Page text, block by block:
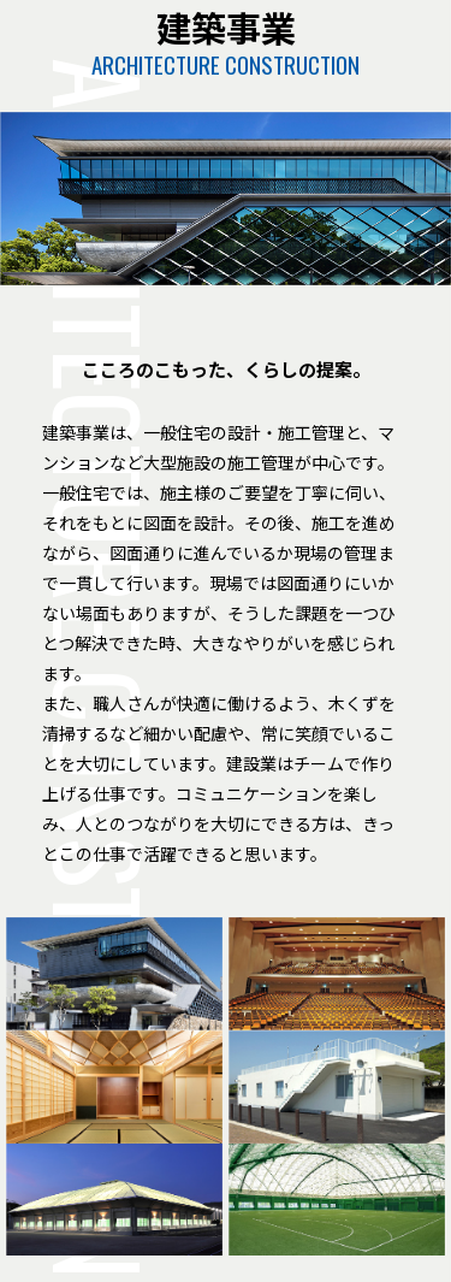
建築事業
ARCHITECTURE CONSTRUCTION
ARCHITECTURE CONSTRUCTION
こころのこもった、くらしの提案。
建築事業は、一般住宅の設計・施工管理と、マ
ンションなど大型施設の施工管理が中心です。
一般住宅では、施主様のご要望を丁寧に伺い、
それをもとに図面を設計。その後、施工を進め
ながら、図面通りに進んでいるか現場の管理ま
で一貫して行います。現場では図面通りにいか
ない場面もありますが、そうした課題を一つひ
とつ解決できた時、大きなやりがいを感じられ
ます。
また、職人さんが快適に働けるよう、木くずを
清掃するなど細かい配慮や、常に笑顔でいるこ
とを大切にしています。建設業はチームで作り
上げる仕事です。コミュニケーションを楽し
み、人とのつながりを大切にできる方は、きっ
とこの仕事で活躍できると思います。